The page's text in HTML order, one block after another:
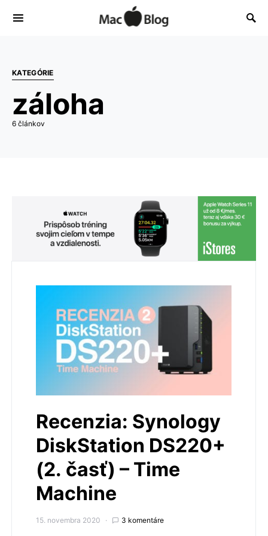
KATEGÓRIE
záloha
6 článkov
Recenzia: Synology
DiskStation DS220+
(2. časť) – Time
Machine
15. novembra 2020 3 komentáre